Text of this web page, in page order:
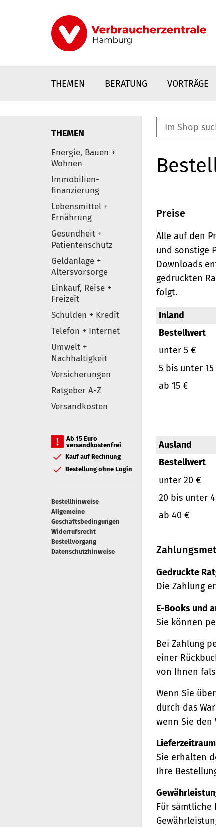
THEMEN BERATUNG VORTRÄGE
Elemente
THEMEN
Energie, Bauen +
Wohnen
Immobilien-
finanzierung
Lebensmittel +
Ernährung
Gesundheit +
Patientenschutz
Geldanlage +
Altersvorsorge
Einkauf, Reise +
Freizeit
Schulden + Kredit
Telefon + Internet
Umwelt +
Nachhaltigkeit
Versicherungen
Ratgeber A-Z
Versandkosten
Ab 15 Euro
versandkostenfrei
Kauf auf Rechnung
Bestellung ohne Login
Bestellhinweise
Allgemeine
Geschäftsbedingungen
Widerrufsrecht
Bestellvorgang
Datenschutzhinweise
Preise
Alle auf den
und sonstige
Downloads
gedruckten
folgt.
Inland
Bestellwert
unter 5 €
5 bis unter 15
ab 15 €
Ausland
Bestellwert
unter 20 €
20 bis unter
ab 40 €
Gedruckte
Die Zahlung
E-Books und
Sie können
Bei Zahlung
einer
von Ihnen
Wenn Sie
durch das
wenn Sie den
Lieferzeitraum
Sie erhalten
Ihre
Für sämtliche